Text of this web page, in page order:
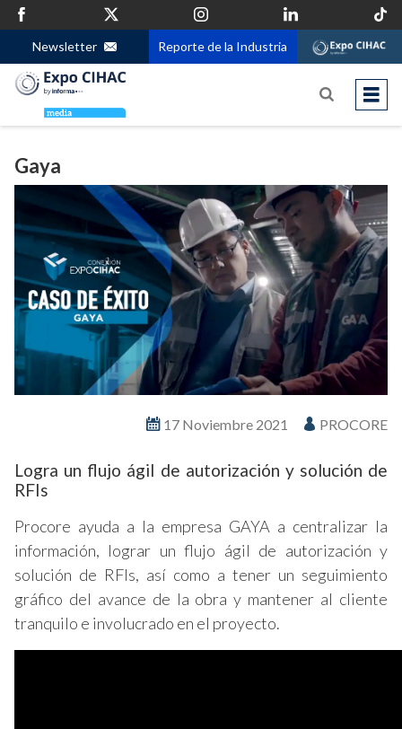
Newsletter Reporte de la Industria
Gaya
17 Noviembre 2021 PROCORE
Logra un flujo ágil de autorización y solución de
RFIs
Procore ayuda a la empresa GAYA a centralizar la
información, lograr un flujo ágil de autorización y
solución de RFIs, así como a tener un seguimiento
gráfico del avance de la obra y mantener al cliente
tranquilo e involucrado en el proyecto.